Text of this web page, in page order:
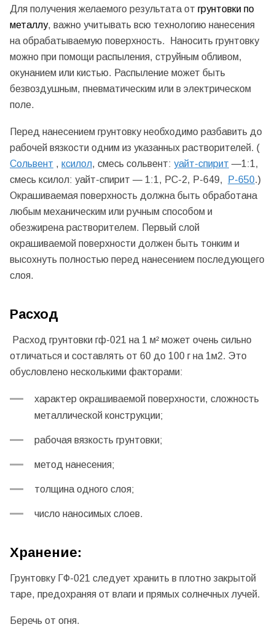
Для получения желаемого результата от грунтовки по
металлу, важно учитывать всю технологию нанесения
на обрабатываемую поверхность. Наносить грунтовку
можно при помощи распыления, струйным обливом,
окунанием или кистью. Распыление может быть
безвоздушным, пневматическим или в электрическом
поле.
Перед нанесением грунтовку необходимо разбавить до
рабочей вязкости одним из указанных растворителей. (
Сольвент , ксилол, смесь сольвент: уайт-спирит —1:1,
смесь ксилол: уайт-спирит — 1:1, PC-2, Р-649,
Р-650.)
Окрашиваемая поверхность должна быть обработана
любым механическим или ручным способом и
обезжирена растворителем. Первый слой
окрашиваемой поверхности должен быть тонким и
высохнуть полностью перед нанесением последующего
слоя.
Расход
Pасход грунтовки гф-021 на 1 м² может очень сильно
отличаться и составлять от 60 до 100 г на 1м2. Это
обусловлено несколькими факторами:
характер окрашиваемой поверхности, сложность
металлической конструкции;
рабочая вязкость грунтовки;
метод нанесения;
толщина одного слоя;
число наносимых слоев.
Хранение:
Грунтовку ГФ-021 следует хранить в плотно закрытой
таре, предохраняя от влаги и прямых солнечных лучей.
Беречь от огня.